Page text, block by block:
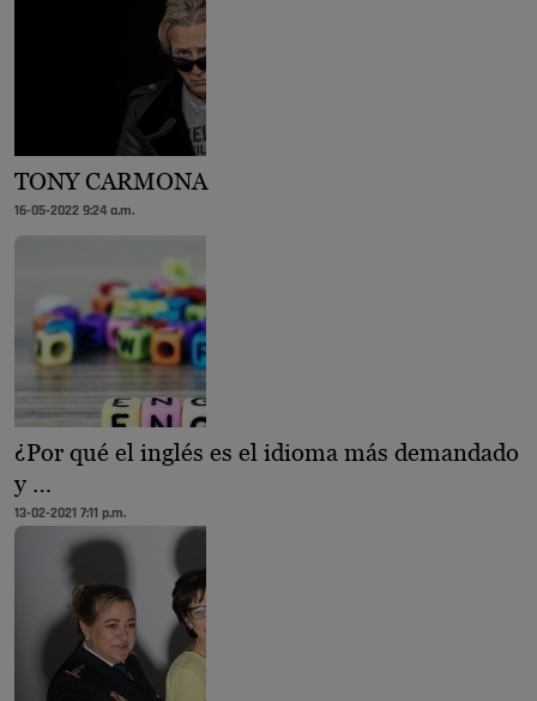
TONY CARMONA
16-05-2022 9:24 a.m.
¿Por qué el inglés es el idioma más demandado
y …
13-02-2021 7:11 p.m.